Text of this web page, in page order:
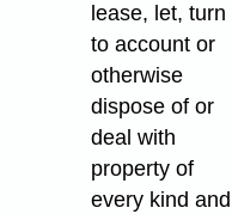
lease, let, turn
to account or
otherwise
dispose of or
deal with
property of
every kind and